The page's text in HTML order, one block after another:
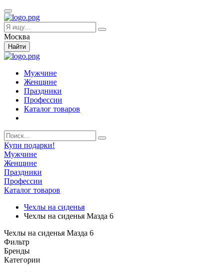
Москва
Найти
Мужчине
Женщине
Праздники
Профессии
Каталог товаров
Купи подарки!
Мужчине
Женщине
Праздники
Профессии
Каталог товаров
Чехлы на сиденья
Чехлы на сиденья Мазда 6
Чехлы на сиденья Мазда 6
Фильтр
Бренды
Категории